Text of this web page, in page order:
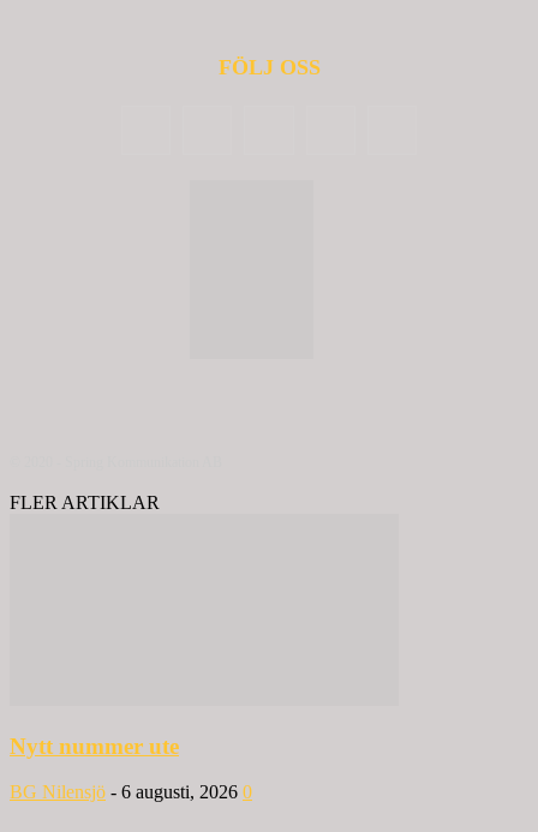
FÖLJ OSS
FLER ARTIKLAR
Nytt nummer ute
BG Nilensjö - 6 augusti, 2026 0